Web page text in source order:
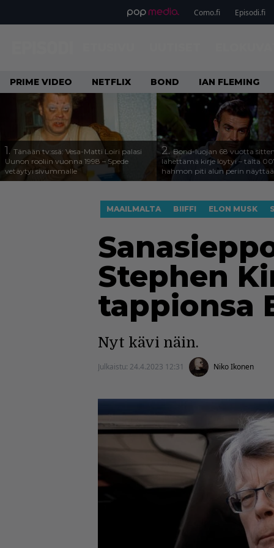
Como.fi Episodi.fi
PRIME VIDEO NETFLIX BOND IAN FLEMING
1. Tänään tv:ssä: Vesa-Matti Loiri palasi
Uunon rooliin vuonna 1998 – Spede
vetäytyi sivummalle
2.Bond-luojan 68 vuotta
lähettämä kirje löytyi – tältä
hahmon piti alun perin näyttää
MAAILMALTA BIIFFI ELON MUSK
Stephen
tappionsa
Nyt kävi näin.
Julkaistu: 24.4.2023 12:31 Niko Ikonen